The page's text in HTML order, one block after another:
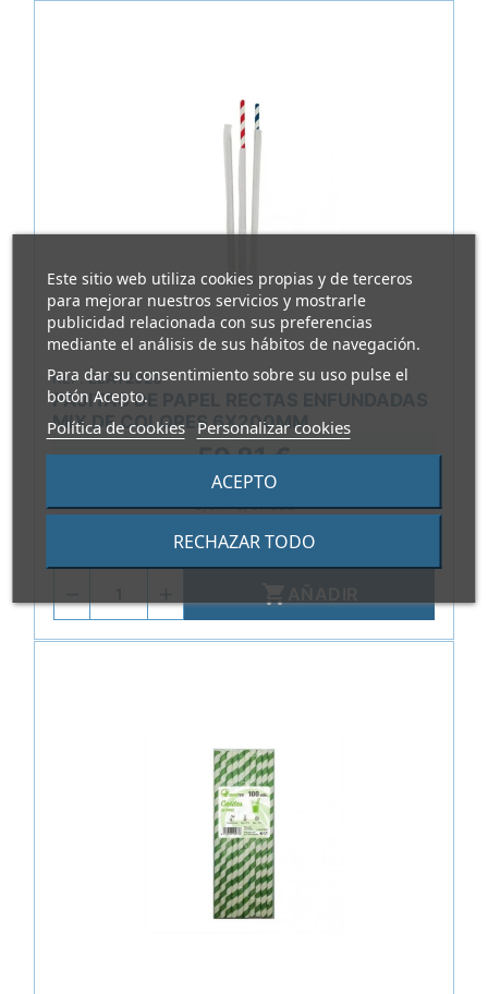
Este sitio web utiliza cookies propias y de terceros
para mejorar nuestros servicios y mostrarle
publicidad relacionada con sus preferencias
mediante el análisis de sus hábitos de navegación.
Para dar su consentimiento sobre su uso pulse el
botón Acepto.
Política de cookies Personalizar cookies
RECHAZAR TODO
ACEPTO
REF.ELAT2928
PAJITAS DE PAPEL RECTAS ENFUNDADAS
MIX DE COLORES 6X200MM
59,81 €
0,017 €/Unidad
Paquete de 3500 unidades